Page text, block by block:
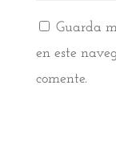
Guarda
en este
comente.